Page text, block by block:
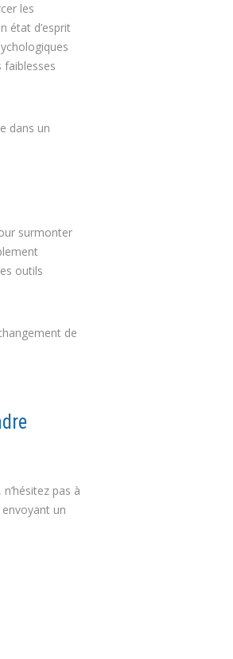
les
état d’esprit
dans un
surmonter
outils
de
pas à
un